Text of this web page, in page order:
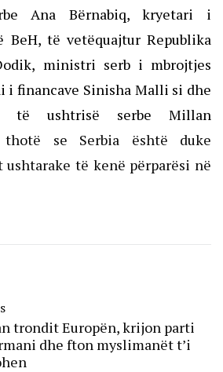
Ana Bërnabiq, kryetari i
BeH, të vetëquajtur Republika
ministri serb i mbrojtjes
i financave Sinisha Malli si dhe
ushtrisë serbe Millan
thotë se Serbia është duke
të kenë përparësi në
trondit Europën, krijon parti
dhe fton myslimanët t’i